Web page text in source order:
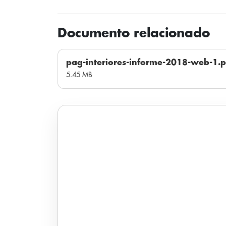
Documento relacionado
pag-interiores-informe-2018-web-
5.45 MB